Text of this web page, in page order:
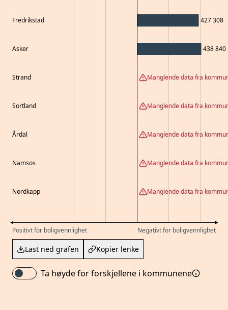
Negativt for boligvennlighet
Positivt for boligvennlighet
Fredrikstad
Asker
Strand
Sortland
Årdal
Namsos
Nordkapp
427 308
438 840
Manglende data fra
Manglende data fra
Manglende data fra
Manglende data fra
Manglende data fra
Last ned grafen Kopier lenke
Ta høyde for forskjellene i kommunene